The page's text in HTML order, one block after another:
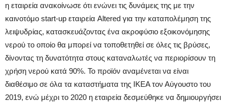
η εταιρεία ανακοίνωσε ότι ενώνει τις δυνάμεις της με την
καινοτόμο start-up εταιρεία Altered για την καταπολέμηση της
λειψυδρίας, κατασκευάζοντας ένα ακροφύσιο εξοικονόμησης
νερού το οποίο θα μπορεί να τοποθετηθεί σε όλες τις βρύσες,
δίνοντας τη δυνατότητα στους καταναλωτές να περιορίσουν τη
χρήση νερού κατά 90%. Το προϊόν αναμένεται να είναι
διαθέσιμο σε όλα τα καταστήματα της ΙΚΕΑ τον Αύγουστο του
2019, ενώ μέχρι το 2020 η εταιρεία δεσμεύθηκε να δημιουργήσει